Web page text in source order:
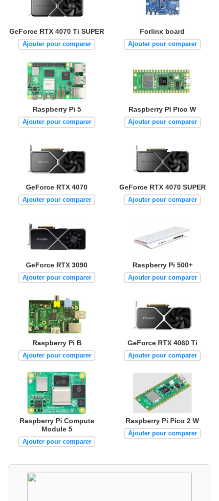
GeForce RTX 4070 Ti SUPER
Ajouter pour comparer
Forlinx board
Ajouter pour comparer
Raspberry Pi 5
Ajouter pour comparer
Raspberry PI Pico W
Ajouter pour comparer
GeForce RTX 4070
Ajouter pour comparer
GeForce RTX 4070 SUPER
Ajouter pour comparer
GeForce RTX 3090
Ajouter pour comparer
Raspberry Pi 500+
Ajouter pour comparer
Raspberry Pi B
Ajouter pour comparer
GeForce RTX 4060 Ti
Ajouter pour comparer
Raspberry Pi Compute
Module 5
Ajouter pour comparer
Raspberry Pi Pico 2 W
Ajouter pour comparer